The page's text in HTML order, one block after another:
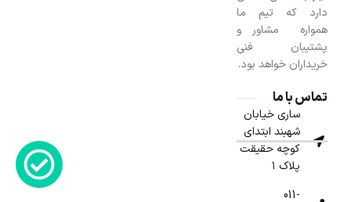
دارد که تیم ما
همواره مشاور و
پشتیبان فنی
خریداران خواهد بود.
تماس با ما
ساری خیابان
شهبند ابتدای
کوچه حقیقت
پلاک ۱
011-